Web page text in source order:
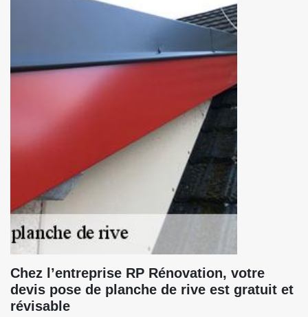
Chez l’entreprise RP Rénovation, votre
devis pose de planche de rive est gratuit et
révisable